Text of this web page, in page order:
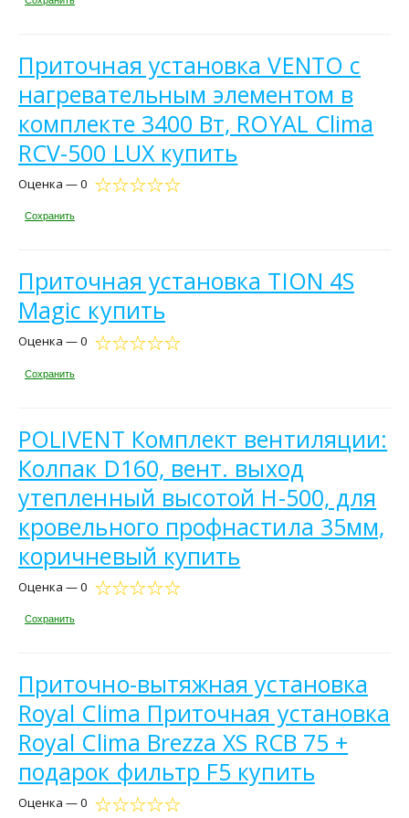
Приточная установка VENTO c
нагревательным элементом в
комплекте 3400 Вт, ROYAL Clima
RCV-500 LUX купить
Оценка — 0
Сохранить
Приточная установка TION 4S
Magic купить
Оценка — 0
Сохранить
POLIVENT Комплект вентиляции:
Колпак D160, вент. выход
утепленный высотой Н-500, для
кровельного профнастила 35мм,
коричневый купить
Оценка — 0
Сохранить
Приточно-вытяжная установка
Royal Clima Приточная установка
Royal Clima Brezza XS RCB 75 +
подарок фильтр F5 купить
Оценка — 0